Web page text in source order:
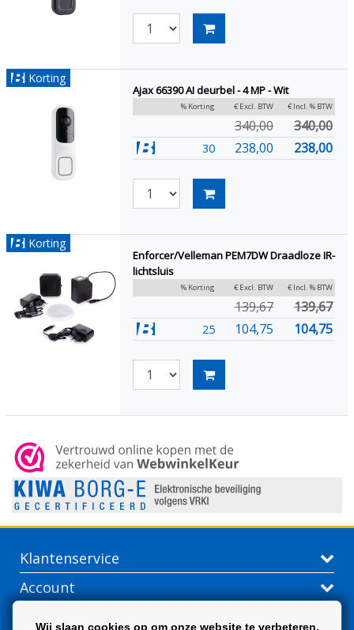
Korting
Ajax 66390 AI deurbel - 4 MP - Wit
% Korting € Excl. BTW € Incl. % BTW
340,00 340,00
30 238,00 238,00
Korting
Enforcer/Velleman PEM7DW Draadloze IR-
lichtsluis
% Korting € Excl. BTW € Incl. % BTW
139,67 139,67
25 104,75 104,75
Klantenservice
Account
Wij slaan cookies op om onze website te verbeteren.